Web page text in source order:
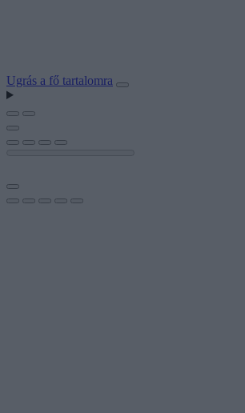
Ugrás a fő tartalomra